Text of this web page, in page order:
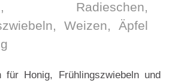
Radieschen,
Weizen, Äpfel
für Honig, Frühlingszwiebeln und